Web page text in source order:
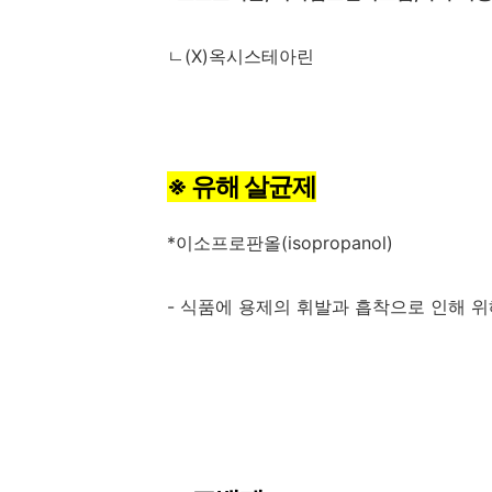
ㄴ (X)옥시스테아린
※ 유해 살균제
*이소프로판올(isopropanol)
- 식품에 용제의 휘발과 흡착으로 인해